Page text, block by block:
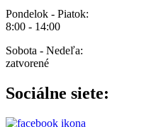
Pondelok - Piatok:
8:00 - 14:00
Sobota - Nedeľa:
zatvorené
Sociálne siete: